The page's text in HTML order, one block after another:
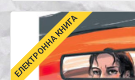
ЕЛЕКТРОННА КНИГА